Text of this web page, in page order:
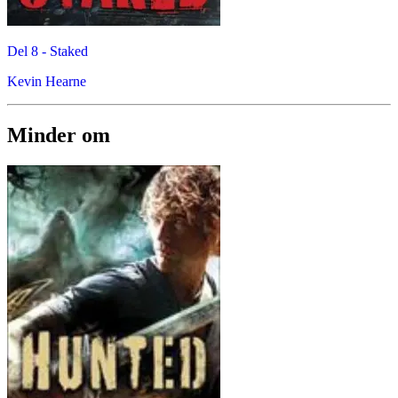
Del 8 - Staked
Kevin Hearne
Minder om